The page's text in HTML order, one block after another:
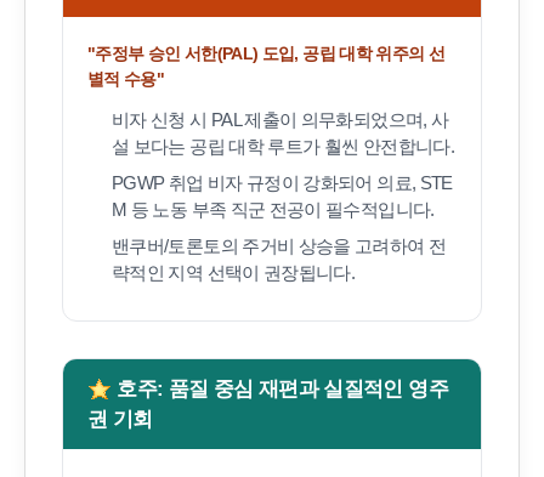
"주정부 승인 서한(PAL) 도입, 공립 대학 위주의 선
별적 수용"
비자 신청 시 PAL 제출이 의무화되었으며, 사
설 보다는 공립 대학 루트가 훨씬 안전합니다.
PGWP 취업 비자 규정이 강화되어 의료, STE
M 등 노동 부족 직군 전공이 필수적입니다.
밴쿠버/토론토의 주거비 상승을 고려하여 전
략적인 지역 선택이 권장됩니다.
호주: 품질 중심 재편과 실질적인 영주
권 기회